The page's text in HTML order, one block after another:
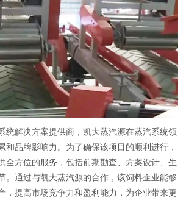
解决方案提供商，凯大蒸汽源在蒸汽系统领
和品牌影响力。为了确保该项目的顺利进行，
全方位的服务，包括前期勘查、方案设计、生
。通过与凯大蒸汽源的合作，该饲料企业能够
，提高市场竞争力和盈利能力，为企业带来更